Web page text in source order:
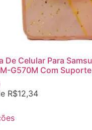
De Celular Para
G570M Com Suporte
R$12,34